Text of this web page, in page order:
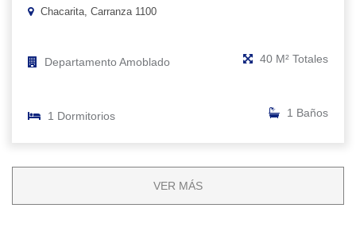
Chacarita, Carranza 1100
Departamento Amoblado 40 M² Totales
1 Dormitorios 1 Baños
VER MÁS